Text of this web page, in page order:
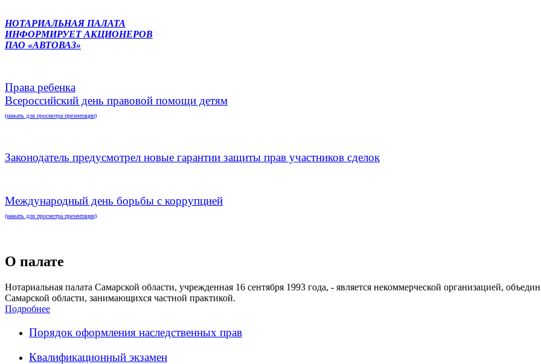
НОТАРИАЛЬНАЯ ПАЛАТА
ИНФОРМИРУЕТ АКЦИОНЕРОВ
ПАО «АВТОВАЗ»
Права ребенка
Всероссийский день правовой помощи детям
(нажать для просмотра презентации)
Законодатель предусмотрел новые гарантии защиты прав участников сделок
Международный день борьбы с коррупцией
(нажать для просмотра презентации)
О палате
Нотариальная палата Самарской области, учрежденная 16 сентября 1993 года, - является некоммерческой организацией,
Самарской области, занимающихся частной практикой.
Подробнее
Порядок оформления наследственных прав
Квалификационный экзамен